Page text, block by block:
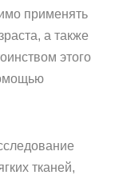
применять
а также
этого
тканей,